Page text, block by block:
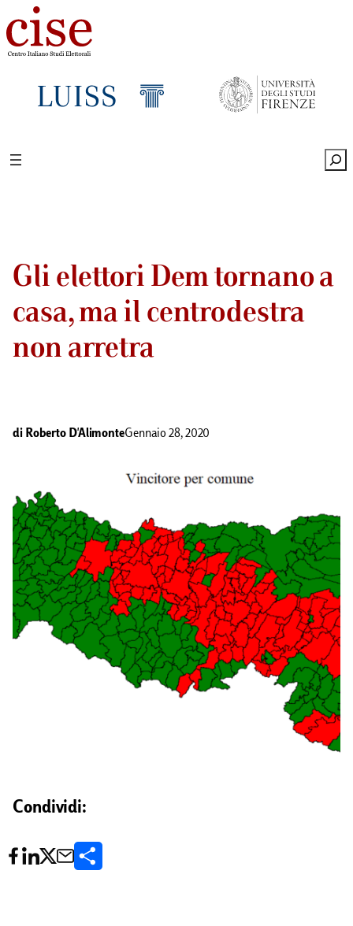
Gli elettori Dem tornano a
casa, ma il centrodestra
non arretra
di Roberto D'AlimonteGennaio 28, 2020
Condividi: